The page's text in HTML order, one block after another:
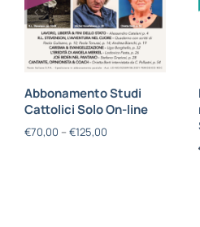
Abbonamento Studi
Cattolici Solo On-line
€70,00 – €125,00